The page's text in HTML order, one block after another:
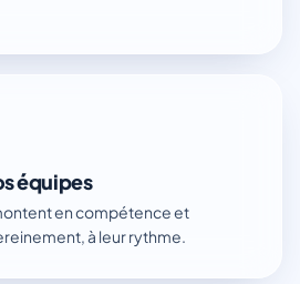
équipes
en compétence et
à leur rythme.